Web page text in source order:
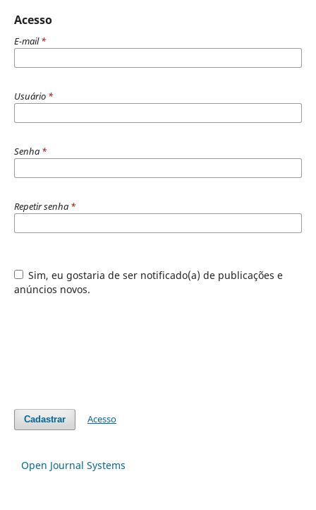
Acesso
E-mail*
Usuário *
Senha *
Repetir senha *
Sim, eu gostaria de ser notificado(a) de publicações e
anúncios novos.
Cadastrar Acesso
Open Journal Systems